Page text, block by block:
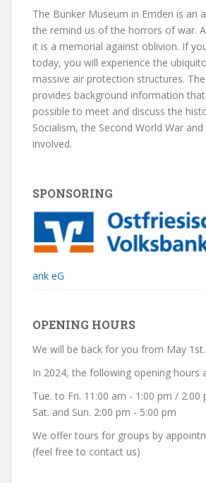
The Bunker Museum in Emden is an
the remind us of the horrors of war.
it is a memorial against oblivion. If
today, you will experience the
massive air protection structures.
provides background information
possible to meet and discuss the
Socialism, the Second World War
involved.
SPONSORING
ank eG
OPENING HOURS
We will be back for you from May 1st.
In 2024, the following opening hours
Tue. to Fri. 11:00 am - 1:00 pm / 2:00
Sat. and Sun. 2:00 pm - 5:00 pm
We offer tours for groups by
(feel free to contact us)